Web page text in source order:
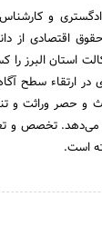
اقتصادی از
نقش موثری در
و حصر وراثت
می‌دهد. تخصص و
است.